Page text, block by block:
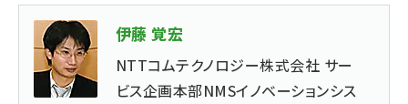
伊藤 覚宏
NTTコムテクノロジー株式会社 サー
ビス企画本部NMSイノベーションシス